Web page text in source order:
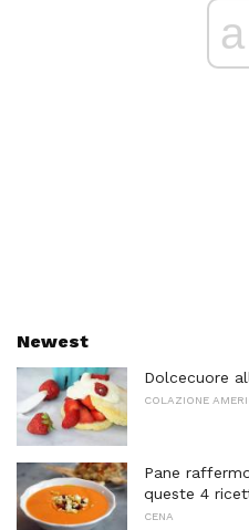
Newest
Dolcecuore
COLAZIONE
Pane
queste 4
CENA